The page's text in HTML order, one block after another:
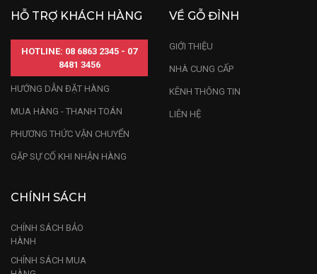
HỖ TRỢ KHÁCH HÀNG
HOTLINE: 08 6863 2345 - 07
8481 3456
HƯỚNG DẪN ĐẶT HÀNG
MUA HÀNG - THANH TOÁN
PHƯƠNG THỨC VẬN CHUYỂN
GẶP SỰ CỐ KHI NHẬN HÀNG
VỀ GỖ ĐỈNH
GIỚI THIỆU
NHÀ CUNG CẤP
KÊNH THÔNG TIN
LIÊN HỆ
CHÍNH SÁCH
CHÍNH SÁCH BẢO
HÀNH
CHÍNH SÁCH MUA